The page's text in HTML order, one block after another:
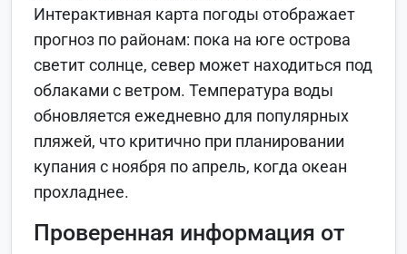
Интерактивная карта погоды отображает
прогноз по районам: пока на юге острова
светит солнце, север может находиться под
облаками с ветром. Температура воды
обновляется ежедневно для популярных
пляжей, что критично при планировании
купания с ноября по апрель, когда океан
прохладнее.
Проверенная информация от